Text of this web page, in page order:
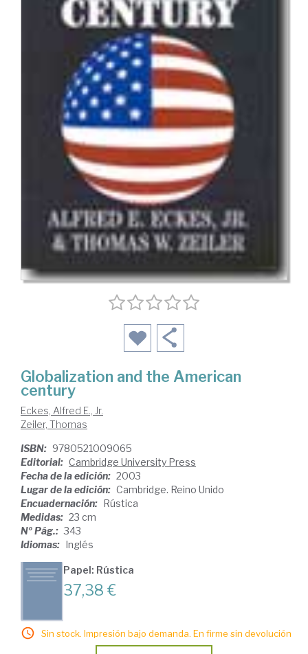
Globalization and the American
century
Eckes, Alfred E., Jr.
Zeiler, Thomas
ISBN: 9780521009065
Editorial: Cambridge University Press
Fecha de la edición: 2003
Lugar de la edición: Cambridge. Reino Unido
Encuadernación: Rústica
Medidas: 23 cm
Nº Pág.: 343
Idiomas: Inglés
Papel: Rústica
37,38 €
Sin stock. Impresión bajo demanda. En firme sin devolución